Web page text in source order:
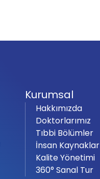
Kurumsal
Hakkımızda
Doktorlarımız
Tıbbi Bölümler
İnsan
Kalite Yönetimi
360° Sanal Tur